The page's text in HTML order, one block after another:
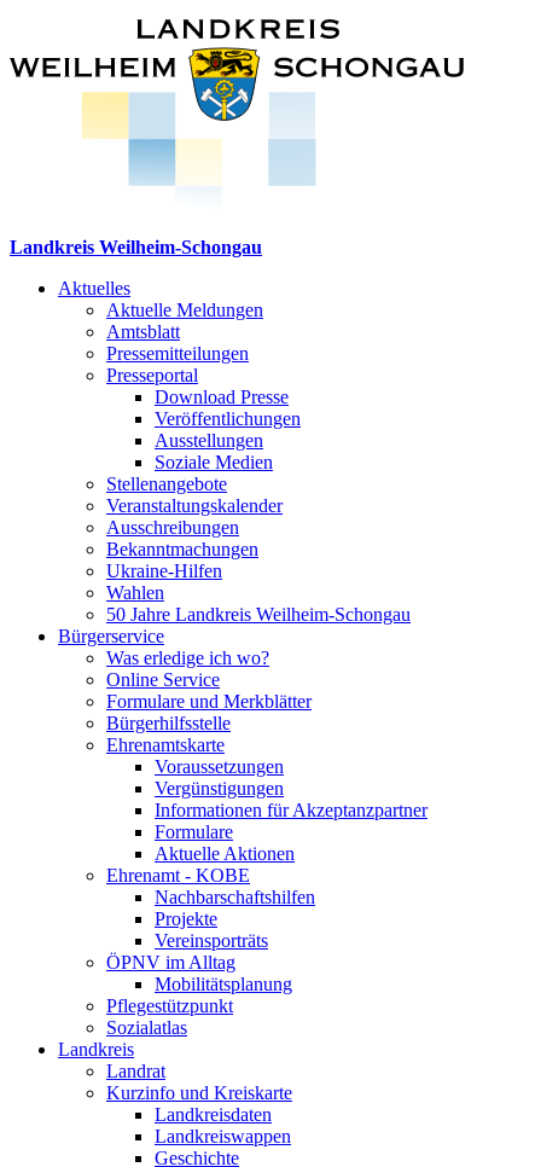
Landkreis Weilheim-Schongau
Aktuelles
Aktuelle Meldungen
Amtsblatt
Pressemitteilungen
Presseportal
Download Presse
Veröffentlichungen
Ausstellungen
Soziale Medien
Stellenangebote
Veranstaltungskalender
Ausschreibungen
Bekanntmachungen
Ukraine-Hilfen
Wahlen
50 Jahre Landkreis Weilheim-Schongau
Bürgerservice
Was erledige ich wo?
Online Service
Formulare und Merkblätter
Bürgerhilfsstelle
Ehrenamtskarte
Voraussetzungen
Vergünstigungen
Informationen für Akzeptanzpartner
Formulare
Aktuelle Aktionen
Ehrenamt - KOBE
Nachbarschaftshilfen
Projekte
Vereinsporträts
ÖPNV im Alltag
Mobilitätsplanung
Pflegestützpunkt
Sozialatlas
Landkreis
Landrat
Kurzinfo und Kreiskarte
Landkreisdaten
Landkreiswappen
Geschichte